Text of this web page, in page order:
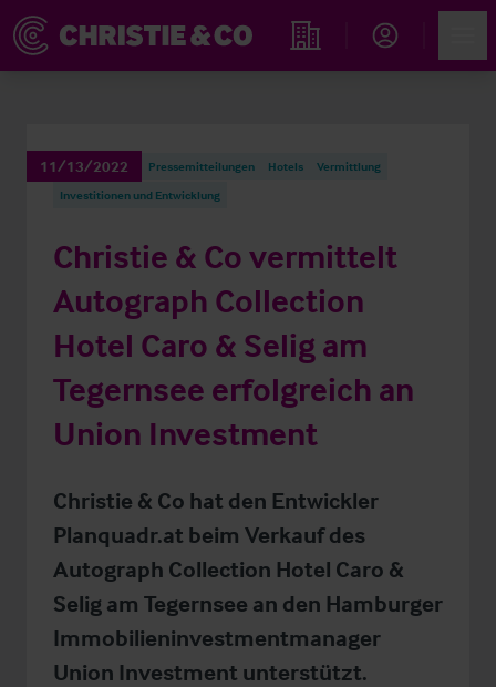
Immobiliensuche
11/13/2022 Pressemitteilungen Hotels
Vermittlung
Investitionen und Entwicklung
Christie & Co vermittelt
Autograph Collection
Hotel Caro & Selig am
Tegernsee erfolgreich an
Union Investment
Christie & Co hat den Entwickler
Planquadr.at beim Verkauf des
Autograph Collection Hotel Caro &
Selig am Tegernsee an den Hamburger
Immobilieninvestmentmanager
Union Investment unterstützt.